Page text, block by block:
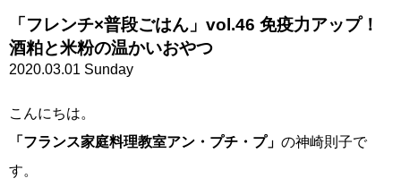
「フレンチ×普段ごはん」vol.46 免疫力アップ！
酒粕と米粉の温かいおやつ
2020.03.01 Sunday
こんにちは。
「フランス家庭料理教室アン・プチ・プ」 の神崎則子で
す。